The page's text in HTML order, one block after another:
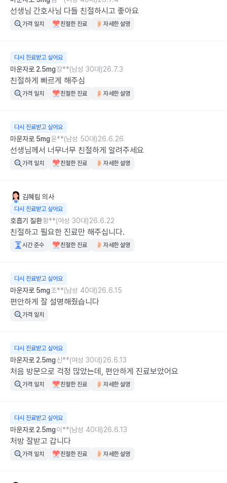
선생님 간호사님 다들 친절하시고 좋아요
가격 일치 친절한 진료 자세한 설명
다시 진료받고 싶어요
마운자로 2.5mg장**(남성 30대)26.7.3
친절하게 빠르게 해주심
가격 일치 친절한 진료 자세한 설명
다시 진료받고 싶어요
마운자로 5mg윤**(남성 50대)26.6.26
선생님께서 너무너무 친절하게 알려주세요
가격 일치 친절한 진료 자세한 설명
김혜림 의사
다시 진료받고 싶어요
호흡기 질환황**(여성 30대)26.6.22
친절하고 필요한 진료만 해주십니다.
시간 준수 친절한 진료 자세한 설명
다시 진료받고 싶어요
마운자로 5mg조**(남성 40대)26.6.15
편안하게 잘 설명해줬습니다
가격 일치
다시 진료받고 싶어요
마운자로 2.5mg신**(여성 30대)26.6.13
처음 방문으로 걱정 많았는데, 편안하게 진료보았어요
가격 일치 친절한 진료 자세한 설명
다시 진료받고 싶어요
마운자로 2.5mg이**(남성 40대)26.6.13
처방 잘받고 갑니다
가격 일치 친절한 진료 자세한 설명